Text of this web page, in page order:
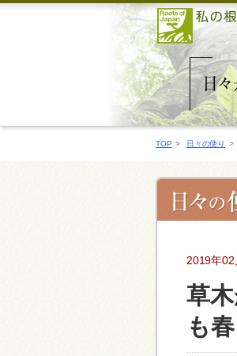
TOP > 日々の便り >
2019年02
草
も